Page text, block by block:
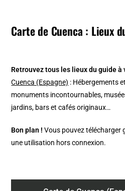
Carte de Cuenca : Lieux
Retrouvez tous les lieux du guide
Cuenca (Espagne) : Hébergements
monuments incontournables,
jardins, bars et cafés originaux…
Bon plan ! Vous pouvez télécharger
une utilisation hors connexion.